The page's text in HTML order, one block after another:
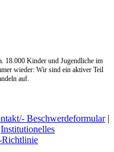
18.000 Kinder und Jugendliche im
wieder: Wir sind ein aktiver Teil
auf.
Beschwerdeformular|
Institutionelles